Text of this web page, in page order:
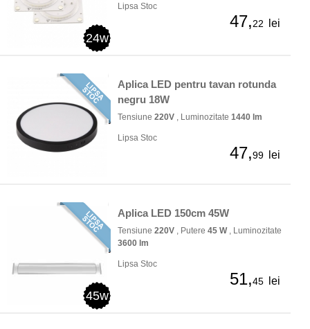
24w
Lipsa Stoc
47,22 lei
Aplica LED pentru tavan rotunda
negru 18W
Tensiune 220V , Luminozitate 1440 lm
Lipsa Stoc
47,99 lei
45w
Aplica LED 150cm 45W
Tensiune 220V , Putere 45 W, Luminozitate
3600 lm
Lipsa Stoc
51,45 lei